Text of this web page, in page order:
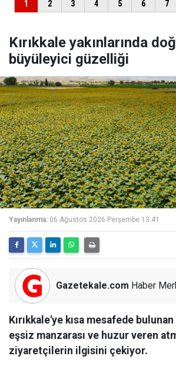
Kırıkkale yakınlarında
büyüleyici güzelliği
Yayınlanma: 06 Ağustos 2026 Perşembe 13:41
Gazetekale.com Haber
Kırıkkale'ye kısa mesafede
eşsiz manzarası ve huzur veren
ziyaretçilerin ilgisini çekiyor.